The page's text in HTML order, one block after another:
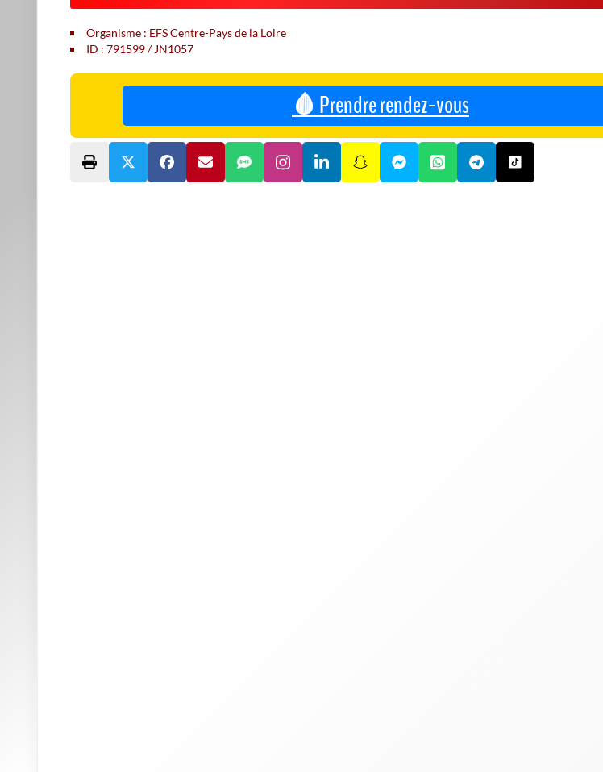
Organisme : EFS Centre-Pays de la Loire
ID : 791599 / JN1057
🩸 Prendre rendez-vous